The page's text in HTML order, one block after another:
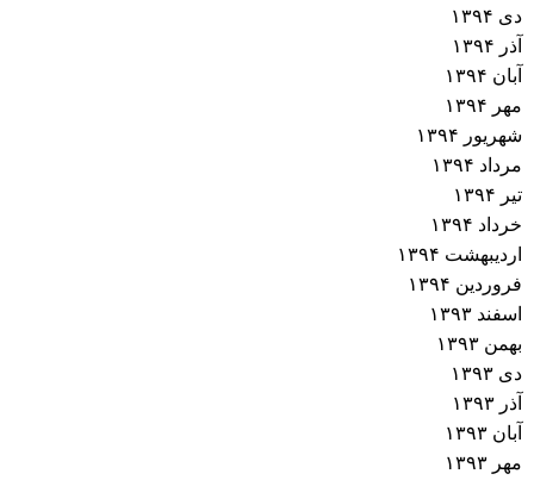
دی ۱۳۹۴
آذر ۱۳۹۴
آبان ۱۳۹۴
مهر ۱۳۹۴
شهریور ۱۳۹۴
مرداد ۱۳۹۴
تیر ۱۳۹۴
خرداد ۱۳۹۴
اردیبهشت ۱۳۹۴
فروردین ۱۳۹۴
اسفند ۱۳۹۳
بهمن ۱۳۹۳
دی ۱۳۹۳
آذر ۱۳۹۳
آبان ۱۳۹۳
مهر ۱۳۹۳